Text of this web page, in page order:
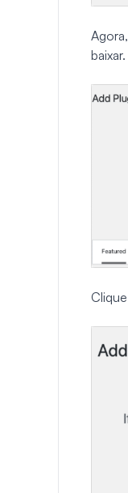
baixar.